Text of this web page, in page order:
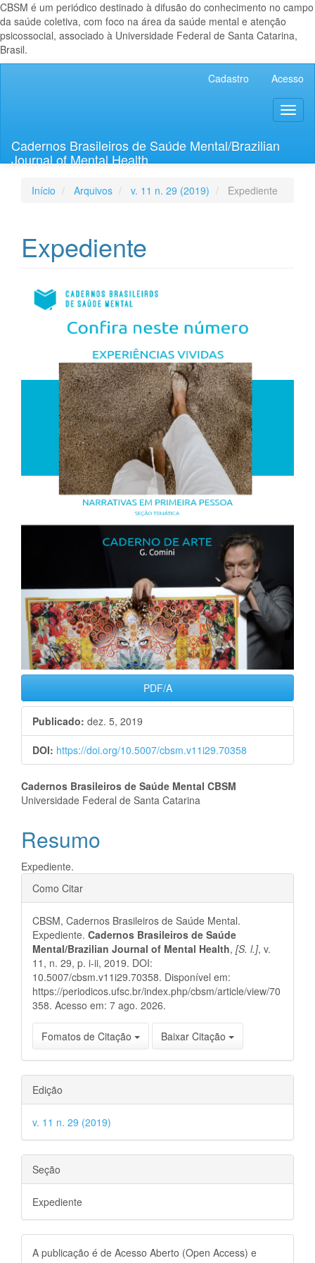
CBSM é um periódico destinado à difusão do conhecimento no campo
da saúde coletiva, com foco na área da saúde mental e atenção
psicossocial, associado à Universidade Federal de Santa Catarina,
Brasil.
Lateral
Cadastro Acesso
Cadernos Brasileiros de Saúde Mental/Brazilian
Journal of Mental Health
Início Arquivos v. 11 n. 29 (2019) Expediente
Expediente
Barra
lateral
artigos
PDF/A
Publicado: dez. 5, 2019
DOI: https://doi.org/10.5007/cbsm.v11i29.70358
Conteúdo
artigo
principal
Cadernos Brasileiros de Saúde Mental CBSM
Universidade Federal de Santa Catarina
Resumo
Expediente.
Detalhes
do
artigo
Como Citar
CBSM, Cadernos Brasileiros de Saúde Mental.
Expediente. Cadernos Brasileiros de Saúde
Mental/Brazilian Journal of Mental Health, [S. l.], v.
11, n. 29, p. i-ii, 2019. DOI:
10.5007/cbsm.v11i29.70358. Disponível em:
https://periodicos.ufsc.br/index.php/cbsm/article/view/70
358. Acesso em: 7 ago. 2026.
Fomatos de Citação Baixar Citação
Edição
v. 11 n. 29 (2019)
Seção
Expediente
A publicação é de Acesso Aberto (Open Access) e